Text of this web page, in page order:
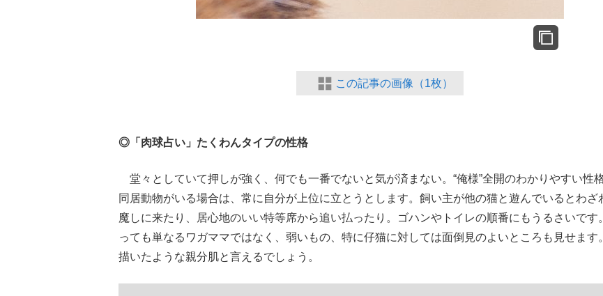
この記事の画像（1枚）
◎「肉球占い」たくわんタイプの性格
堂々としていて押しが強く、何でも一番でないと気が済まない。“俺様”全開のわかりやすい性格
同居動物がいる場合は、常に自分が上位に立とうとします。飼い主が他の猫と遊んでいるとわざ
魔しに来たり、居心地のいい特等席から追い払ったり。ゴハンやトイレの順番にもうるさいです
っても単なるワガママではなく、弱いもの、特に仔猫に対しては面倒見のよいところも見せます
描いたような親分肌と言えるでしょう。